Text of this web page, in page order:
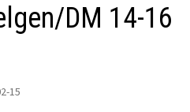
DM 14-16
15